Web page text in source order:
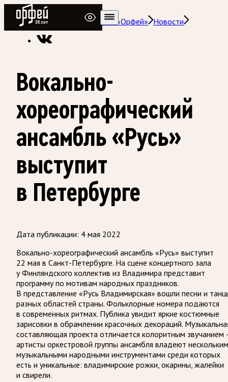
Радио Орфей
Радио классической музыки «Орфей» Новости
Вокально-
хореографический
ансамбль «Русь»
выступит
в Петербурге
Дата публикации: 4 мая 2022
Вокально-хореографический ансамбль «Русь» выступит
22 мая в Санкт-Петербурге. На сцене концертного зала
у Финляндского коллектив из Владимира представит
программу по мотивам народных праздников.
В представление «Русь Владимирская» вошли песни и
разных областей страны. Фольклорные номера подаются
в современных ритмах. Публика увидит яркие костюмные
зарисовки в обрамлении красочных декораций.
составляющая проекта отличается колоритным звучанием
артисты оркестровой группы ансамбля владеют
музыкальными народными инструментами среди которых
есть и уникальные: владимирские рожки, окарины, жалейки
и свирели.